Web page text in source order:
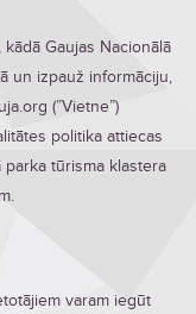
Gaujas Nacionālā
un izpauž informāciju,
(”Vietne”)
politika attiecas
tūrisma klastera
varam iegūt